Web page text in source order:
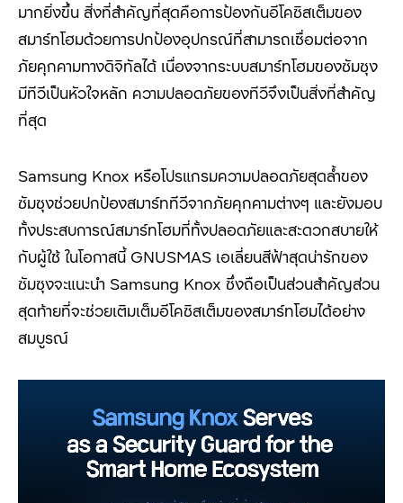
มากยิ่งขึ้น สิ่งที่สำคัญที่สุดคือการป้องกันอีโคซิสเต็มของ
สมาร์ทโฮมด้วยการปกป้องอุปกรณ์ที่สามารถเชื่อมต่อจาก
ภัยคุกคามทางดิจิทัลได้ เนื่องจากระบบสมาร์ทโฮมของซัมซุง
มีทีวีเป็นหัวใจหลัก ความปลอดภัยของทีวีจึงเป็นสิ่งที่สำคัญ
ที่สุด
Samsung Knox หรือโปรแกรมความปลอดภัยสุดล้ำของ
ซัมซุงช่วยปกป้องสมาร์ททีวีจากภัยคุกคามต่างๆ และยังมอบ
ทั้งประสบการณ์สมาร์ทโฮมที่ทั้งปลอดภัยและสะดวกสบายให้
กับผู้ใช้ ในโอกาสนี้ GNUSMAS เอเลี่ยนสีฟ้าสุดน่ารักของ
ซัมซุงจะแนะนำ Samsung Knox ซึ่งถือเป็นส่วนสำคัญส่วน
สุดท้ายที่จะช่วยเติมเต็มอีโคซิสเต็มของสมาร์ทโฮมได้อย่าง
สมบูรณ์